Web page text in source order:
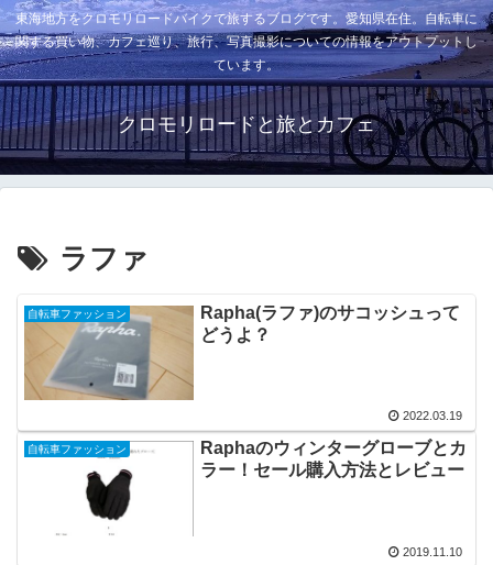
東海地方をクロモリロードバイクで旅するブログです。愛知県在住。自転車に
関する買い物、カフェ巡り、旅行、写真撮影についての情報をアウトプットし
ています。
クロモリロードと旅とカフェ
ラファ
自転車ファッション
Rapha(ラファ)のサコッシュって
どうよ？
2022.03.19
自転車ファッション
Raphaのウィンターグローブとカ
ラー！セール購入方法とレビュー
2019.11.10